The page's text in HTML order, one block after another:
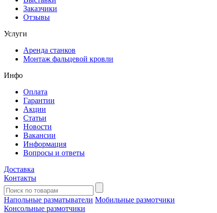
Заказчики
Отзывы
Услуги
Аренда станков
Монтаж фальцевой кровли
Инфо
Оплата
Гарантии
Акции
Статьи
Новости
Вакансии
Информация
Вопросы и ответы
Доставка
Контакты
Напольные разматыватели Мобильные размотчики
Консольные размотчики